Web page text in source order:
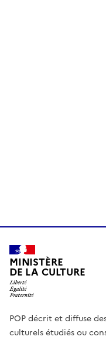
MINISTÈRE
DE LA CULTURE
POP décrit et diffuse
culturels étudiés ou